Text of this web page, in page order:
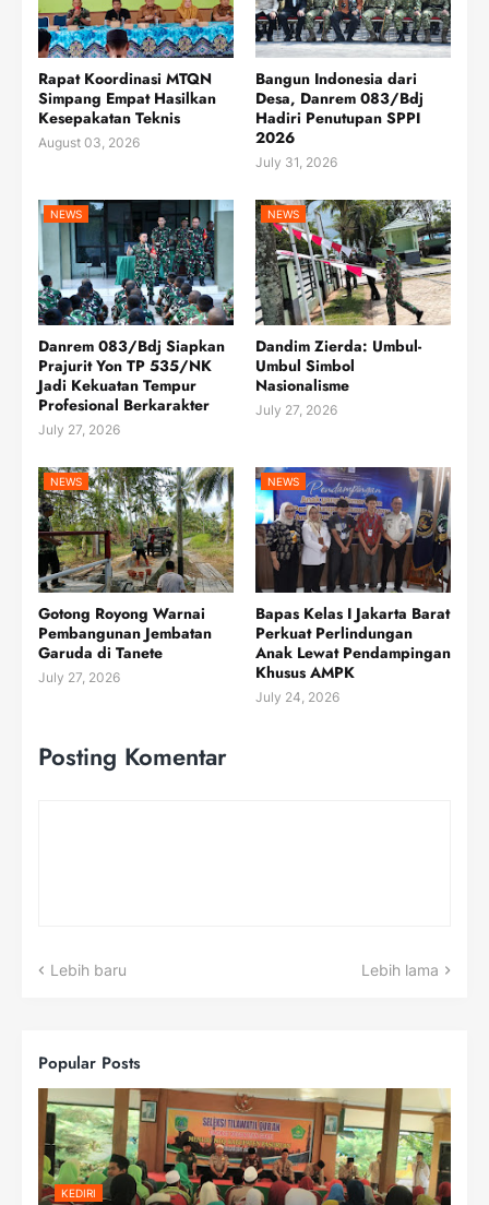
Rapat Koordinasi MTQN
Simpang Empat Hasilkan
Kesepakatan Teknis
August 03, 2026
Bangun Indonesia dari
Desa, Danrem 083/Bdj
Hadiri Penutupan SPPI
2026
July 31, 2026
NEWS
Danrem 083/Bdj Siapkan
Prajurit Yon TP 535/NK
Jadi Kekuatan Tempur
Profesional Berkarakter
July 27, 2026
NEWS
Dandim Zierda: Umbul-
Umbul Simbol
Nasionalisme
July 27, 2026
NEWS
Gotong Royong Warnai
Pembangunan Jembatan
Garuda di Tanete
July 27, 2026
NEWS
Bapas Kelas I Jakarta Barat
Perkuat Perlindungan
Anak Lewat Pendampingan
Khusus AMPK
July 24, 2026
Posting Komentar
Lebih baru Lebih lama
Popular Posts
KEDIRI